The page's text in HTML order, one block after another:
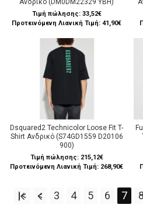
Τιμή πώλησης: 33,52€
Προτεινόμενη Λιανική Τιμή: 41,90€
Dsquared2 Technicolor Loose Fit T-
Shirt Ανδρικό (S74GD1559 D20106
900)
Τιμή πώλησης: 215,12€
Προτεινόμενη Λιανική Τιμή: 268,90€
|< < 3 4 5 6 7 8